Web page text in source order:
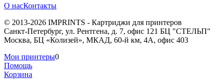
О насКонтакты
© 2013-2026 IMPRINTS - Картриджи для принтеров
Санкт-Петербург, ул. Рентгена, д. 7, офис 121 БЦ "СТЕЛЬП"
Москва, БЦ «Колизей», МКАД, 60-й км, 4А, офис 403
Мои принтеры0
Помощь
Корзина